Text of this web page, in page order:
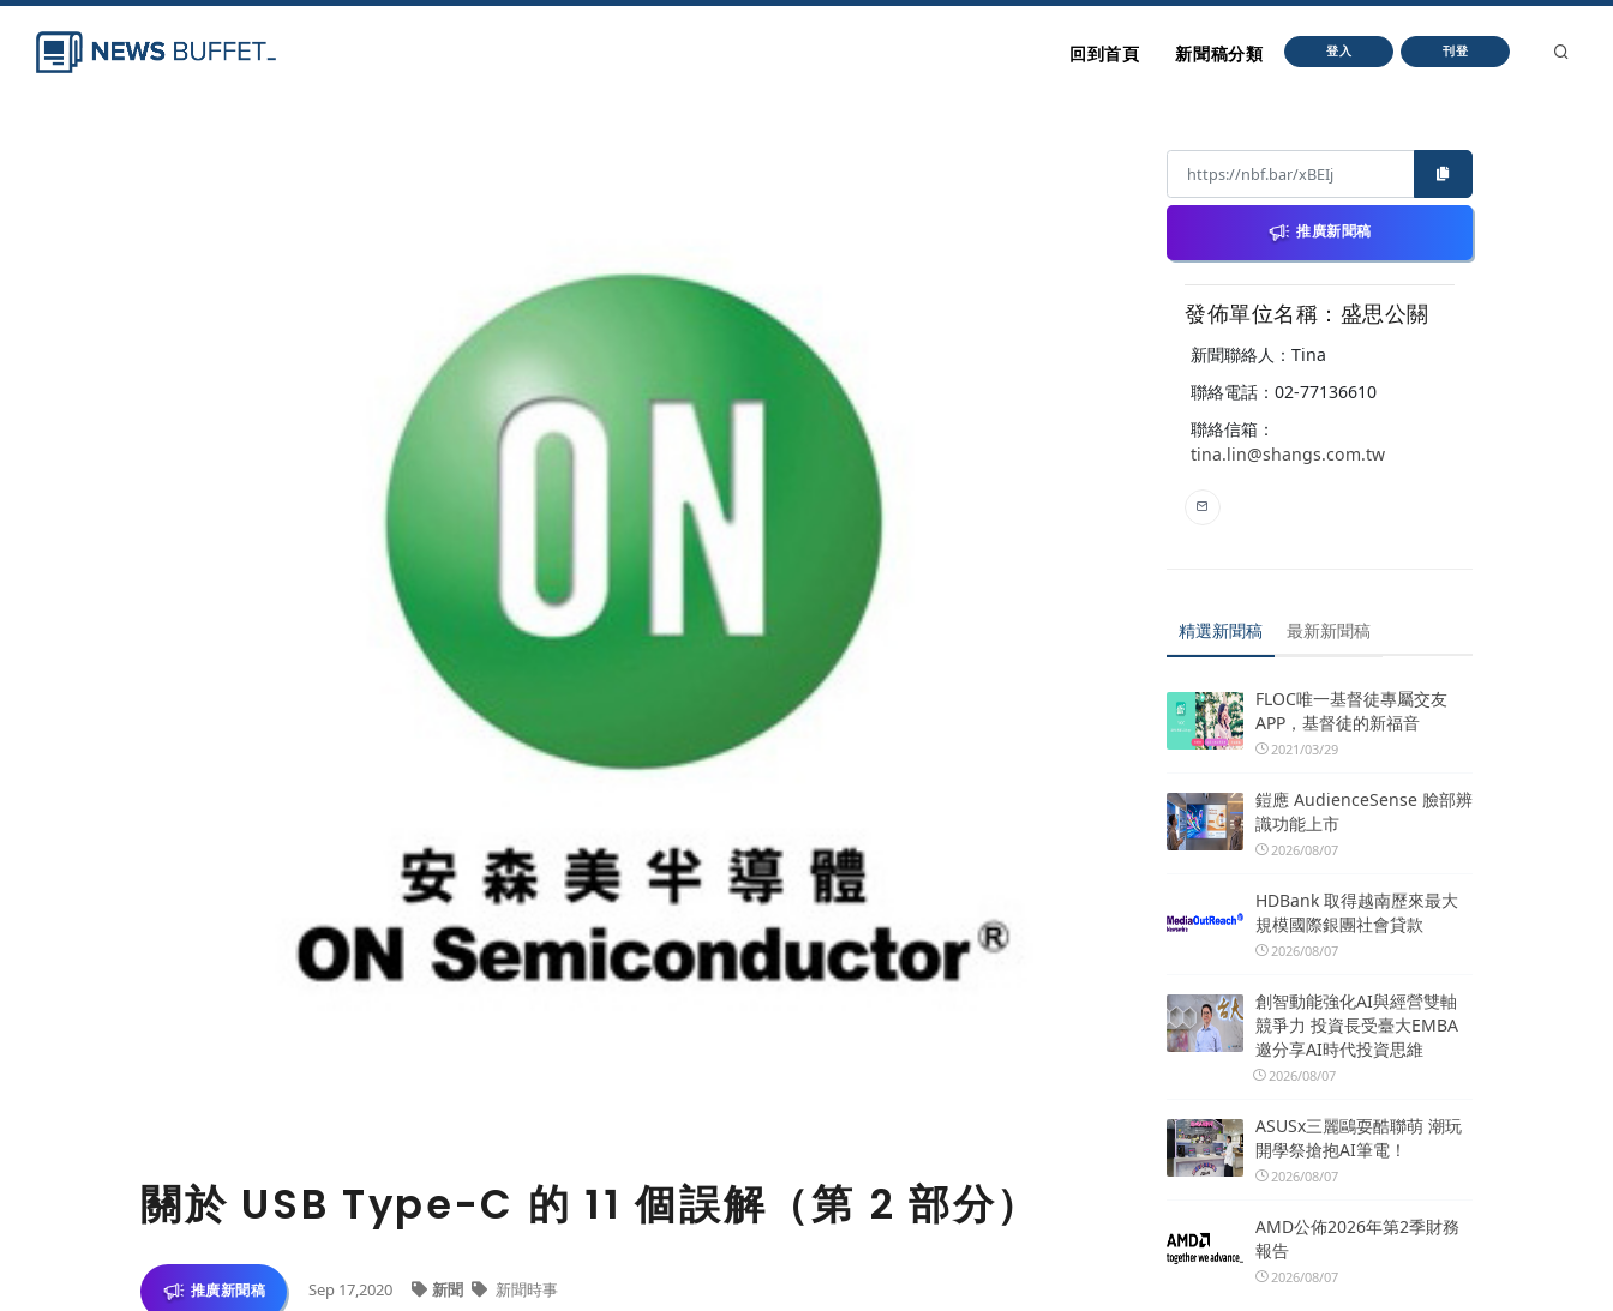
回到首頁 新聞稿分類 登入 刊登
關於 USB Type-C 的 11 個誤解（第 2 部分）
推廣新聞稿 Sep 17,2020 新聞 新聞時事
推廣新聞稿
發佈單位名稱：盛思公關
新聞聯絡人：Tina
聯絡電話：02-77136610
聯絡信箱：
tina.lin@shangs.com.tw
精選新聞稿 最新新聞稿
FLOC唯一基督徒專屬交友
APP，基督徒的新福音
2021/03/29
鎧應 AudienceSense 臉部辨
識功能上市
2026/08/07
HDBank 取得越南歷來最大
規模國際銀團社會貸款
2026/08/07
創智動能強化AI與經營雙軸
競爭力 投資長受臺大EMBA
邀分享AI時代投資思維
2026/08/07
ASUSx三麗鷗耍酷聯萌 潮玩
開學祭搶抱AI筆電！
2026/08/07
AMD公佈2026年第2季財務
報告
2026/08/07